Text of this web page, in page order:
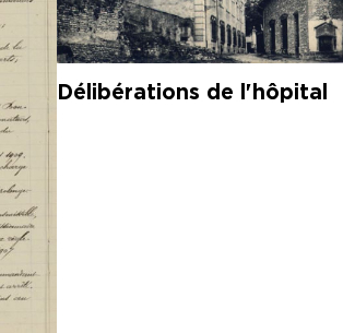
Délibérations de l'hôpital